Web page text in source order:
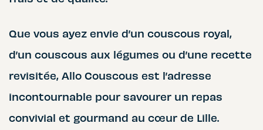
Que vous ayez envie d’un couscous royal,
d’un couscous aux légumes ou d’une recette
revisitée, Allo Couscous est l’adresse
incontournable pour savourer un repas
convivial et gourmand au cœur de Lille.